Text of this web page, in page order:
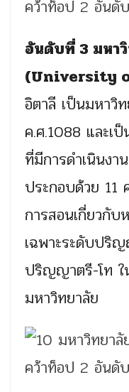
อันดับที่ 3 มหา
(University
อิตาลี เป็นมหาวิ
ค.ศ.1088 และเ
ที่มีการดำเนินงา
ประกอบด้วย 11
การสอนเกี่ยวกั
เฉพาะระดับปริ
ปริญญาตรี-โท ใ
มหาวิทยาลัย